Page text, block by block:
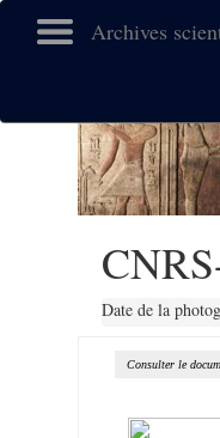
Archives
Date de la
Consulter le